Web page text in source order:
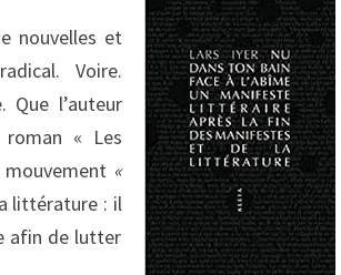
nouvelles et
Voire.
Que l’auteur
« Les
mouvement «
littérature : il
afin de lutter